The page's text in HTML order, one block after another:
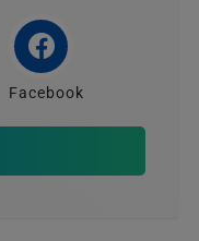
Facebook